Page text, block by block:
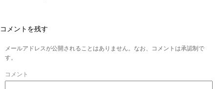
コメントを残す
メールアドレスが公開されることはありません。なお、コメントは承認制で
す。
コメント